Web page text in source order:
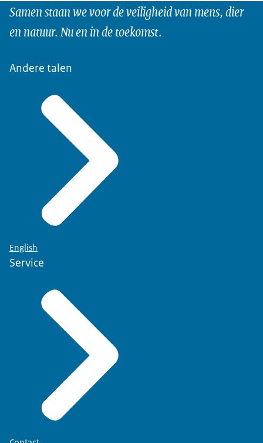
Samen staan we voor de veiligheid van mens, dier
en natuur. Nu en in de toekomst.
Andere talen
English
Service